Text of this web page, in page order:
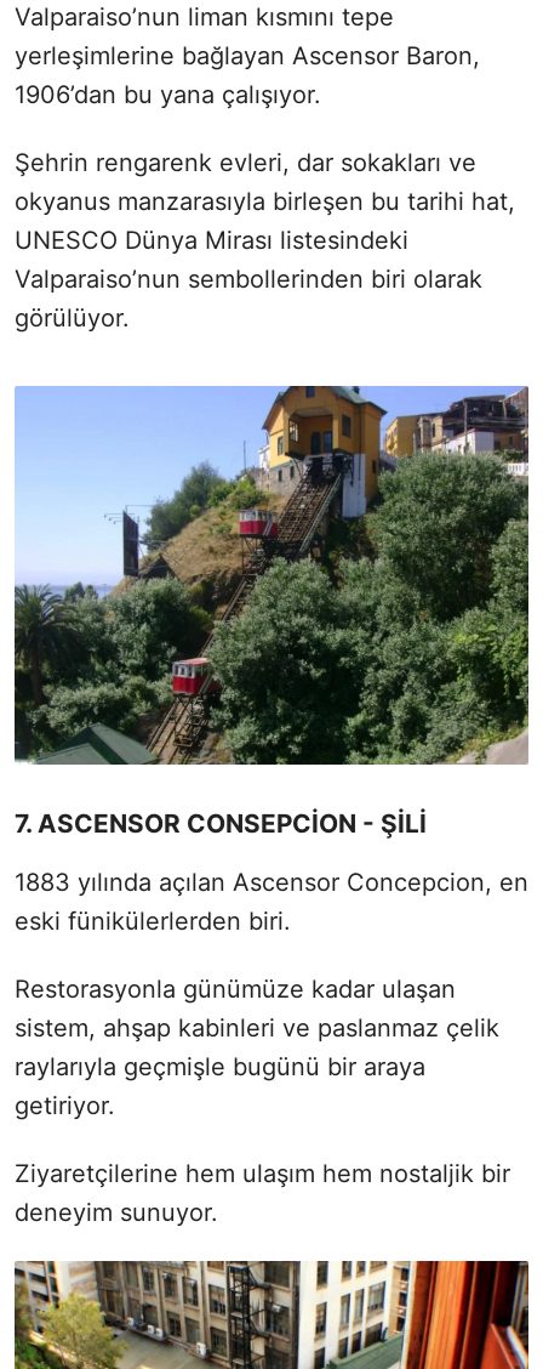
Valparaiso’nun liman kısmını tepe
yerleşimlerine bağlayan Ascensor Baron,
1906’dan bu yana çalışıyor.
Şehrin rengarenk evleri, dar sokakları ve
okyanus manzarasıyla birleşen bu tarihi hat,
UNESCO Dünya Mirası listesindeki
Valparaiso’nun sembollerinden biri olarak
görülüyor.
7. ASCENSOR CONSEPCİON - ŞİLİ
1883 yılında açılan Ascensor Concepcion, en
eski fünikülerlerden biri.
Restorasyonla günümüze kadar ulaşan
sistem, ahşap kabinleri ve paslanmaz çelik
raylarıyla geçmişle bugünü bir araya
getiriyor.
Ziyaretçilerine hem ulaşım hem nostaljik bir
deneyim sunuyor.